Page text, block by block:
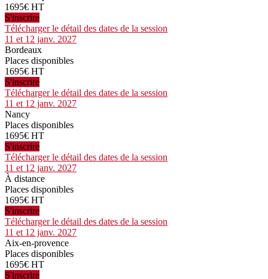
1695€ HT
S'inscrire
Télécharger le détail des dates de la session
11 et 12 janv. 2027
Bordeaux
Places disponibles
1695€ HT
S'inscrire
Télécharger le détail des dates de la session
11 et 12 janv. 2027
Nancy
Places disponibles
1695€ HT
S'inscrire
Télécharger le détail des dates de la session
11 et 12 janv. 2027
À distance
Places disponibles
1695€ HT
S'inscrire
Télécharger le détail des dates de la session
11 et 12 janv. 2027
Aix-en-provence
Places disponibles
1695€ HT
S'inscrire